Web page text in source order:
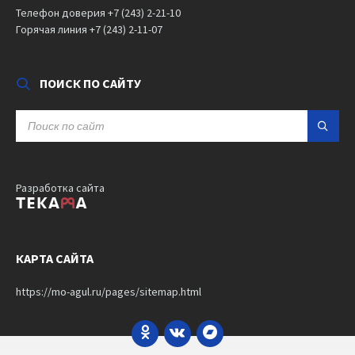
Телефон доверия +7 (243) 2-21-10
Горячая линия +7 (243) 2-11-07
ПОИСК ПО САЙТУ
Разработка сайта
КАРТА САЙТА
https://mo-agul.ru/pages/sitemap.html
Odnoklassniki
VK Bandcamp